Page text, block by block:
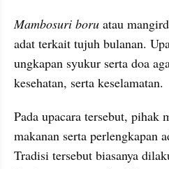
Mambosuri boru atau
adat terkait tujuh bulanan.
ungkapan syukur serta doa
kesehatan, serta keselamatan.
Pada upacara tersebut, pihak
makanan serta perlengkapan
Tradisi tersebut biasanya